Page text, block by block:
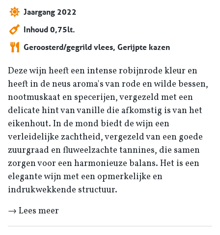
Jaargang 2022
Inhoud 0,75lt.
Geroosterd/gegrild vlees, Gerijpte kazen
Deze wijn heeft een intense robijnrode kleur en
heeft in de neus aroma's van rode en wilde bessen,
nootmuskaat en specerijen, vergezeld met een
delicate hint van vanille die afkomstig is van het
eikenhout. In de mond biedt de wijn een
verleidelijke zachtheid, vergezeld van een goede
zuurgraad en fluweelzachte tannines, die samen
zorgen voor een harmonieuze balans. Het is een
elegante wijn met een opmerkelijke en
indrukwekkende structuur.
→ Lees meer